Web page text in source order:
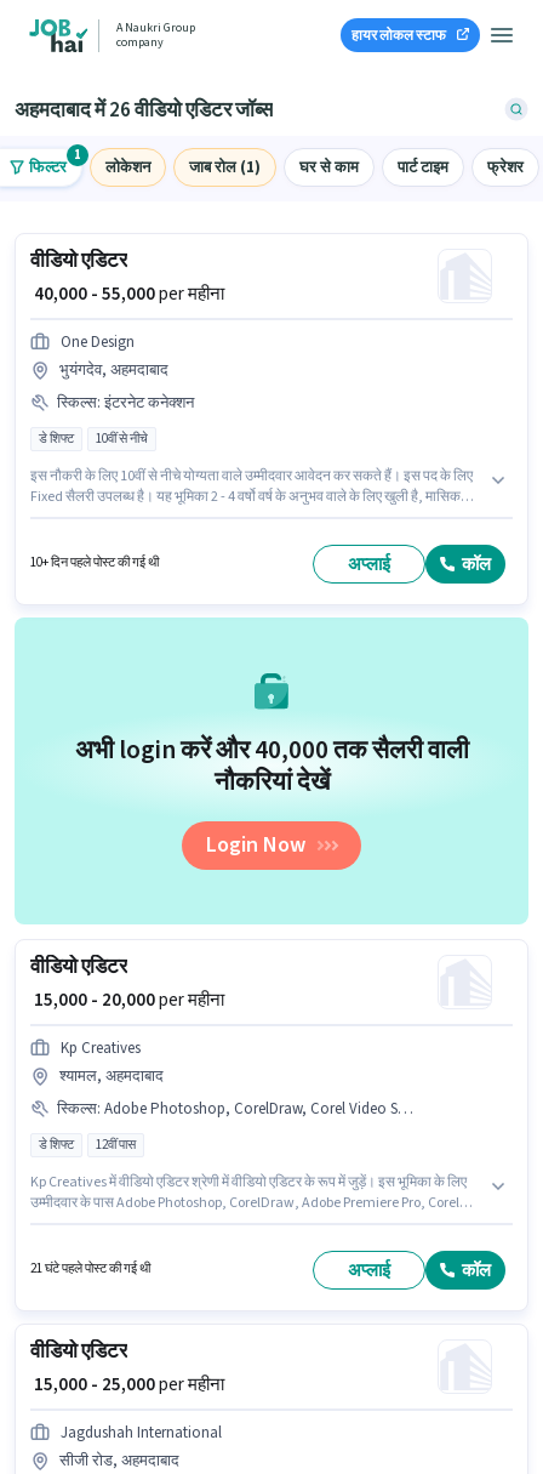
A Naukri Group
company
हायर लोकल स्टाफ
अहमदाबाद में 26 वीडियो एडिटर जॉब्स
फिल्टर
1
लोकेशन जाब रोल (1) घर से काम पार्ट टाइम फ्रेशर
वीडियो एडिटर
₹ 40,000 - 55,000per महीना
One Design
भुयंगदेव, अहमदाबाद
स्किल्स: इंटरनेट कनेक्शन
डे शिफ्ट 10वीं से नीचे
इस नौकरी के लिए 10वीं से नीचे योग्यता वाले उम्मीदवार आवेदन कर सकते हैं। इस पद के लिए
Fixed सैलरी उपलब्ध है। यह भूमिका 2 - 4 वर्षो वर्ष के अनुभव वाले के लिए खुली है, मासिक
भूमिका फुल टाइम की है, डे शिफ्ट के साथ और 5 days working प्रति सप्ताह है।
10+ दिन पहले पोस्ट की गई थी अप्लाई कॉल
अभी login करें और ₹40,000 तक सैलरी वाली
नौकरियां देखें
Login Now
वीडियो एडिटर
₹ 15,000 - 20,000per महीना
Kp Creatives
श्यामल, अहमदाबाद
स्किल्स: Adobe Photoshop, CorelDraw, Corel Video Studio, Magix Movie, Adobe Premiere Pro
डे शिफ्ट 12वीं पास
Kp Creatives में वीडियो एडिटर श्रेणी में वीडियो एडिटर के रूप में जुड़ें। इस भूमिका के लिए
उम्मीदवार के पास Adobe Photoshop, CorelDraw, Adobe Premiere Pro, Corel
days working प्रति सप्ताह है। यह भूमिका 0 - 1 वर्षो वर्ष के अनुभव वाले के लिए खुली है,
21 घंटे पहले पोस्ट की गई थी अप्लाई कॉल
वीडियो एडिटर
₹ 15,000 - 25,000per महीना
Jagdushah International
सीजी रोड, अहमदाबाद